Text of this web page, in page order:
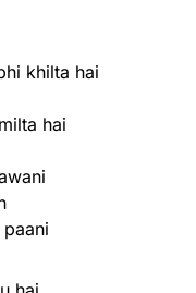
khilta hai
hai